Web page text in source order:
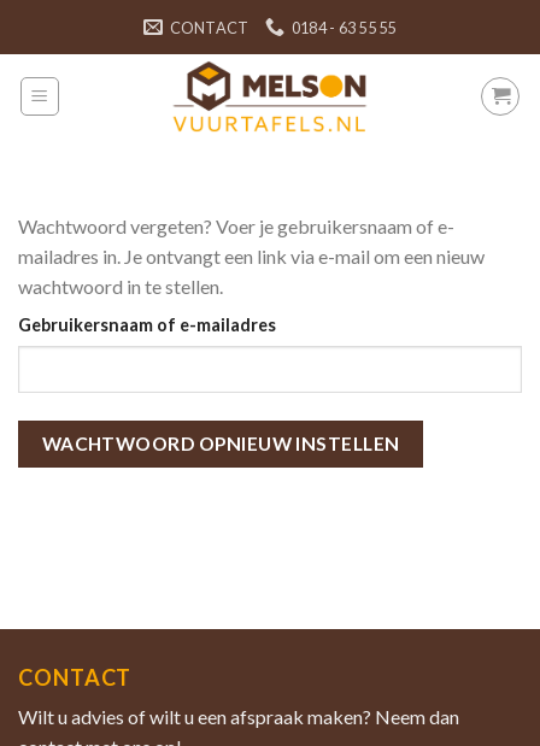
content
CONTACT 0184 - 63 55 55
Wachtwoord vergeten? Voer je gebruikersnaam of e-
mailadres in. Je ontvangt een link via e-mail om een nieuw
wachtwoord in te stellen.
Gebruikersnaam of e-mailadres
WACHTWOORD OPNIEUW INSTELLEN
CONTACT
Wilt u advies of wilt u een afspraak maken? Neem dan